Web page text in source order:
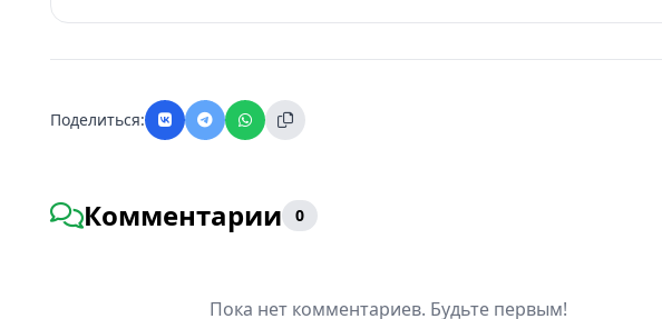
Поделиться:
Комментарии 0
Пока нет комментариев. Будьте первым!